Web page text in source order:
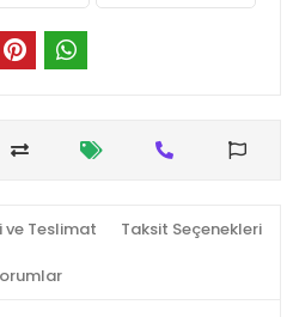
ve Teslimat Taksit Seçenekleri